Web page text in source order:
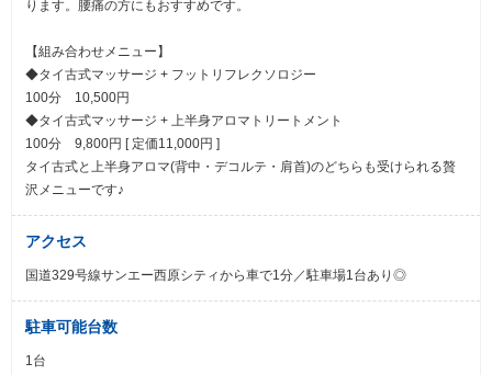
ります。腰痛の方にもおすすめです。
【組み合わせメニュー】
◆タイ古式マッサージ + フットリフレクソロジー
100分 10,500円
◆タイ古式マッサージ + 上半身アロマトリートメント
100分 9,800円 [ 定価11,000円 ]
タイ古式と上半身アロマ(背中・デコルテ・肩首)のどちらも受けられる贅
沢メニューです♪
アクセス
国道329号線サンエー西原シティから車で1分／駐車場1台あり◎
駐車可能台数
1台